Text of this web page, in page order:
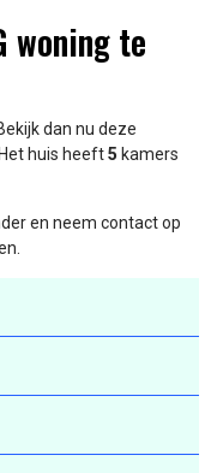
woning te
dan nu deze
huis heeft5 kamers
en neem contact op